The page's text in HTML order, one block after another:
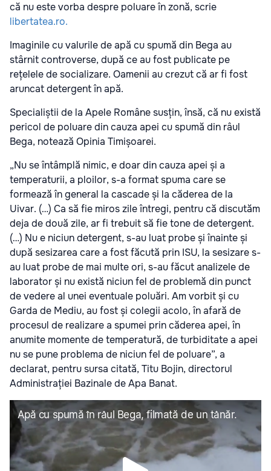
că nu este vorba despre poluare în zonă, scrie
libertatea.ro.
Imaginile cu valurile de apă cu spumă din Bega au
stârnit controverse, după ce au fost publicate pe
rețelele de socializare. Oamenii au crezut că ar fi fost
aruncat detergent în apă.
Specialiștii de la Apele Române susțin, însă, că nu există
pericol de poluare din cauza apei cu spumă din râul
Bega, notează Opinia Timișoarei.
„Nu se întâmplă nimic, e doar din cauza apei și a
temperaturii, a ploilor, s-a format spuma care se
formează în general la cascade și la căderea de la
Uivar. (…) Ca să fie miros zile întregi, pentru că discutăm
deja de două zile, ar fi trebuit să fie tone de detergent.
(…) Nu e niciun detergent, s-au luat probe și înainte și
după sesizarea care a fost făcută prin ISU, la sesizare s-
au luat probe de mai multe ori, s-au făcut analizele de
laborator și nu există niciun fel de problemă din punct
de vedere al unei eventuale poluări. Am vorbit și cu
Garda de Mediu, au fost și colegii acolo, în afară de
procesul de realizare a spumei prin căderea apei, în
anumite momente de temperatură, de turbiditate a apei
nu se pune problema de niciun fel de poluare”, a
declarat, pentru sursa citată, Titu Bojin, directorul
Administrației Bazinale de Apa Banat.